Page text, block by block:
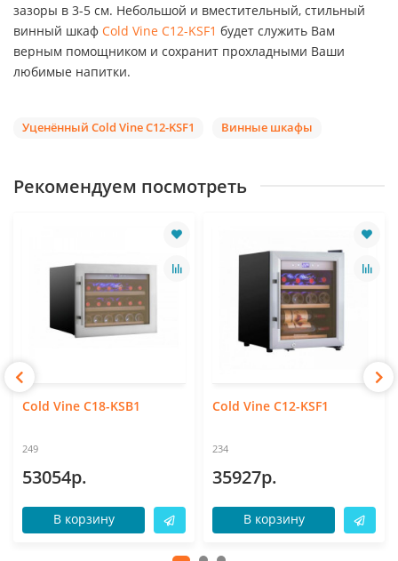
зазоры в 3-5 см. Небольшой и вместительный, стильный
винный шкаф Cold Vine C12-KSF1 будет служить Вам
верным помощником и сохранит прохладными Ваши
любимые напитки.
Уценённый Cold Vine C12-KSF1 Винные шкафы
Рекомендуем посмотреть
Cold Vine C18-KSB1
249
53054р.
В корзину
Cold Vine C12-KSF1
234
35927р.
В корзину